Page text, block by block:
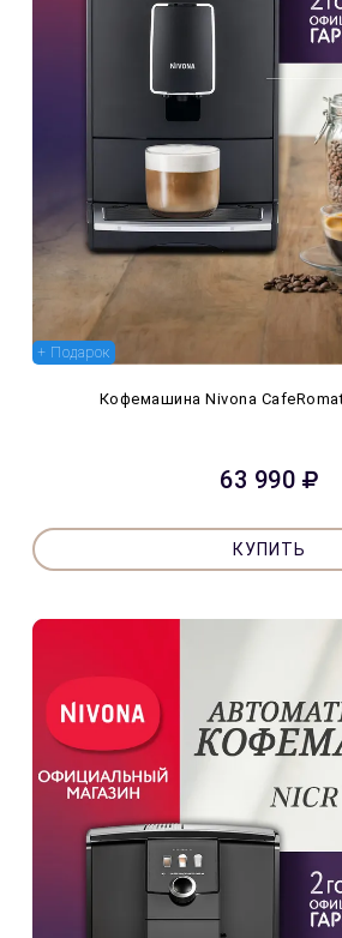
+ Подарок
Кофемашина Nivona
63 990
КУПИТЬ